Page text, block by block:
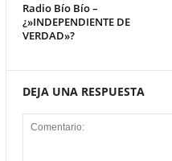
Radio Bío Bío –
¿»INDEPENDIENTE DE
VERDAD»?
DEJA UNA RESPUESTA